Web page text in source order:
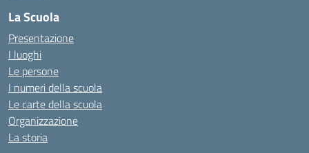
La Scuola
Presentazione
I luoghi
Le persone
I numeri della scuola
Le carte della scuola
Organizzazione
La storia